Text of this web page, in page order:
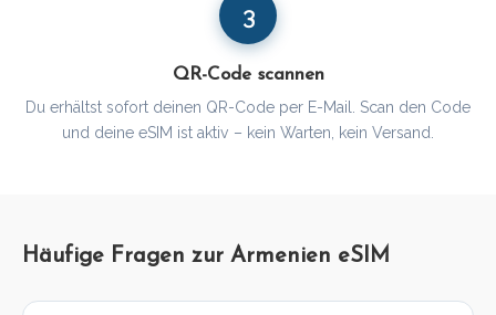
3
QR-Code scannen
Du erhältst sofort deinen QR-Code per E-Mail. Scan den Code
und deine eSIM ist aktiv – kein Warten, kein Versand.
Häufige Fragen zur Armenien eSIM